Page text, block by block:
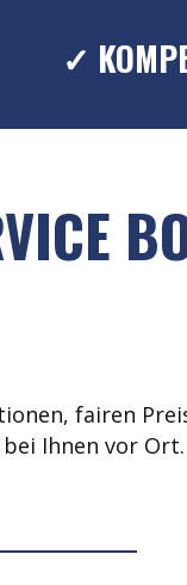
✓
fairen
Ihnen vor Ort.